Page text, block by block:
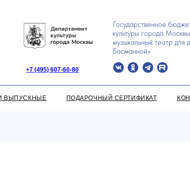
КОНТАКТЫ
ПОДАРОЧНЫЙ СЕРТИФИКАТ
Государственное бюджетное учреждение
культуры города Москвы «Московский
музыкальный театр для детей и юношества «На
Басманной»